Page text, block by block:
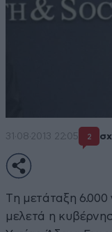
31·08·2013 22:05 2
Tη μετάταξη
μελετά η